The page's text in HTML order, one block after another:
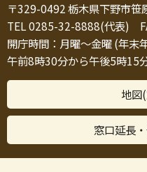
〒329-0492 栃木県下野市笹
TEL 0285-32-8888(代表)
開庁時間：月曜～金曜 (年末
午前8時30分から午後5時15
地図
窓口延長